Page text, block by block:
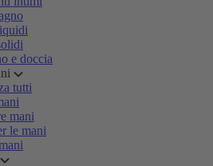
e doccia
tutti
mani
le mani